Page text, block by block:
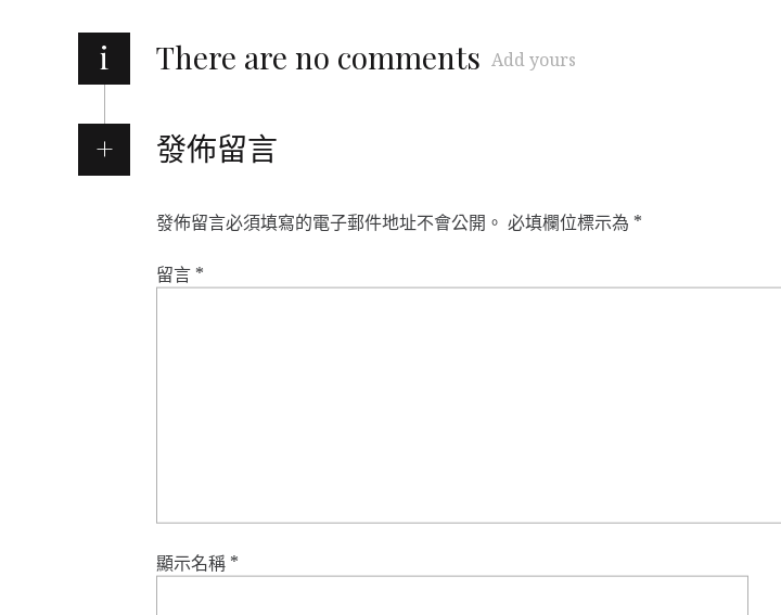
i There are no comments Add yours
發佈留言
發佈留言必須填寫的電子郵件地址不會公開。 必填欄位標示為 *
留言 *
顯示名稱 *